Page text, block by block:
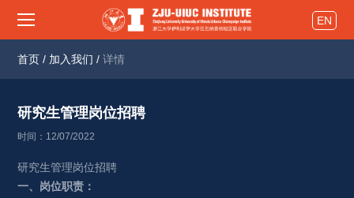
EN
首页 / 加入我们 / 详情
研究生管理岗位招聘
时间：12/07/2022
研究生管理岗位招聘
一、岗位职责：